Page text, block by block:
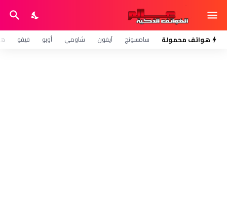
هواتف محمولة سامسونج آيفون شاومي أوبو فيفو